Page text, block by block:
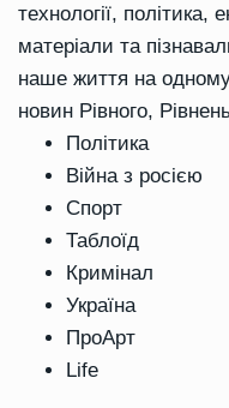
технології, політика,
матеріали та
наше життя на
новин Рівного,
Політика
Війна з росією
Спорт
Таблоїд
Кримінал
Україна
ПроАрт
Life